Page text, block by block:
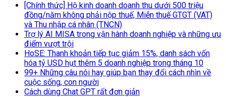
[Chính thức] Hộ kinh doanh doanh thu dưới 500 triệu
đồng/năm không phải nộp thuế, Miễn thuế GTGT (VAT)
và Thu nhập cá nhân (TNCN)
Trợ lý AI MISA trong vận hành doanh nghiệp và những ưu
điểm vượt trội
HoSE: Thanh khoản tiếp tục giảm 15%, danh sách vốn
hóa tỷ USD hụt thêm 5 doanh nghiệp trong tháng 10
99+ Những câu nói hay giúp bạn thay đổi cách nhìn về
cuộc sống, con người
Cách dùng Chat GPT rất đơn giản